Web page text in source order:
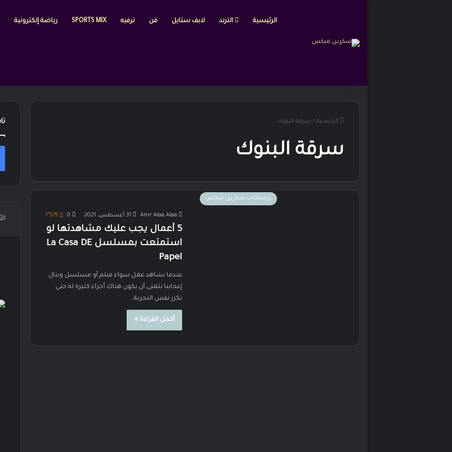
الرئيسية الترند لابف ستايل فن ترفيه SPORTS MIX رياضة إلكترونية
الرئيسية / سرقة البنوك
سرقة البنوك
ترشيحات سكرين ميكس
Amr Alaa Alaa 31 أغسطس، 2021 0 1٬575
5 أعمال يجب عليك مشاهدتها لو
استمتعت بمسلسل La Casa DE
Papel
عندما نشاهد عمل سواء فيلم أو مسلسل وينال
إعجابنا نتمنى أن يكون هناك أجزاء كثيرة له حتى
نكرر نفس التجربة…
أكمل القراءة »